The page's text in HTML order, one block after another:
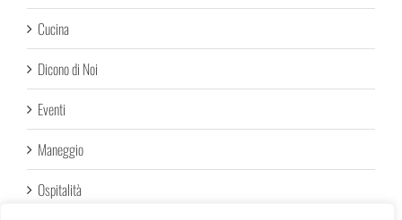
Cucina
Dicono di Noi
Eventi
Maneggio
Ospitalità